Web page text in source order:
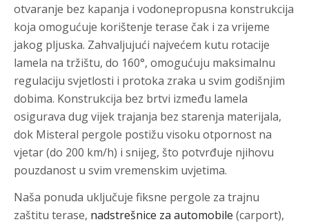
otvaranje bez kapanja i vodonepropusna konstrukcija
koja omogućuje korištenje terase čak i za vrijeme
jakog pljuska. Zahvaljujući najvećem kutu rotacije
lamela na tržištu, do 160°, omogućuju maksimalnu
regulaciju svjetlosti i protoka zraka u svim godišnjim
dobima. Konstrukcija bez brtvi između lamela
osigurava dug vijek trajanja bez starenja materijala,
dok Misteral pergole postižu visoku otpornost na
vjetar (do 200 km/h) i snijeg, što potvrđuje njihovu
pouzdanost u svim vremenskim uvjetima.
Naša ponuda uključuje fiksne pergole za trajnu
zaštitu terase, nadstrešnice za automobile (carport),